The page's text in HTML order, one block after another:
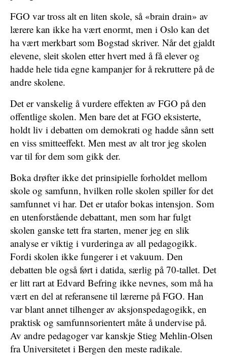
FGO var tross alt en liten skole, så «brain drain» av
lærere kan ikke ha vært enormt, men i Oslo kan det
ha vært merkbart som Bogstad skriver. Når det gjaldt
elevene, sleit skolen etter hvert med å få elever og
hadde hele tida egne kampanjer for å rekruttere på de
andre skolene.
Det er vanskelig å vurdere effekten av FGO på den
offentlige skolen. Men bare det at FGO eksisterte,
holdt liv i debatten om demokrati og hadde sånn sett
en viss smitteeffekt. Men mest av alt tror jeg skolen
var til for dem som gikk der.
Boka drøfter ikke det prinsipielle forholdet mellom
skole og samfunn, hvilken rolle skolen spiller for det
samfunnet vi har. Det er utafor bokas intensjon. Som
en utenforstående debattant, men som har fulgt
skolen ganske tett fra starten, mener jeg en slik
analyse er viktig i vurderinga av all pedagogikk.
Fordi skolen ikke fungerer i et vakuum. Den
debatten ble også ført i datida, særlig på 70-tallet. Det
er litt rart at Edvard Befring ikke nevnes, som må ha
vært en del at referansene til lærerne på FGO. Han
var blant annet tilhenger av aksjonspedagogikk, en
praktisk og samfunnsorientert måte å undervise på.
Av andre pedagoger var kanskje Stieg Mehlin-Olsen
fra Universitetet i Bergen den meste radikale.